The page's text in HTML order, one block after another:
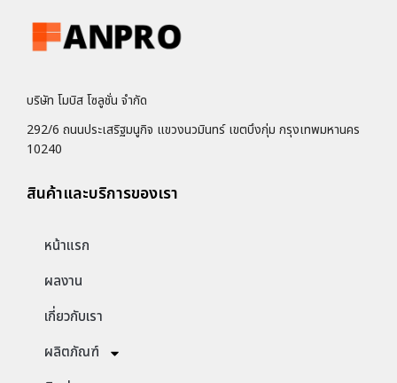
บริษัท โมบิส โซลูชั่น จำกัด
292/6 ถนนประเสริฐมนูกิจ แขวงนวมินทร์ เขตบึงกุ่ม กรุงเทพมหานคร
10240
สินค้าและบริการของเรา
หน้าแรก
ผลงาน
เกี่ยวกับเรา
ผลิตภัณฑ์